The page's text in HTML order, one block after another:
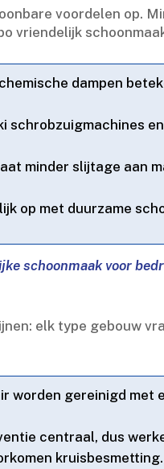
voordelen op.​
vriendelijk
dampen
schrobzuigmachines
minder slijtage aan
op met duurzame
schoonmaak voor
elk type gebouw
worden gereinigd met
centraal, dus
kruisbesmetting.​